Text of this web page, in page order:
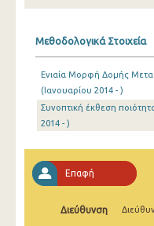
Μαΐου 2025
Απριλίου 2025
Φεβρουαρίου 2025
Μεθοδολογικά Στοιχεία
Ενιαία Μορφή Δομής
(Ιανουαρίου 2014 - )
Συνοπτική έκθεση
2014 - )
Επαφή
Διεύθυνση